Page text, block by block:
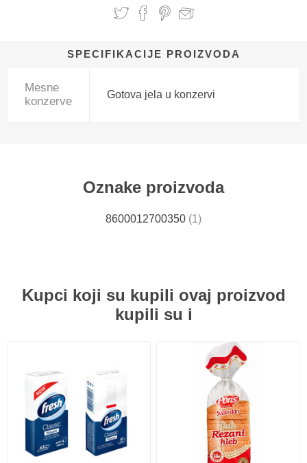
SPECIFIKACIJE PROIZVODA
Mesne
konzerve
Gotova jela u konzervi
Oznake proizvoda
8600012700350 (1)
Kupci koji su kupili ovaj proizvod
kupili su i